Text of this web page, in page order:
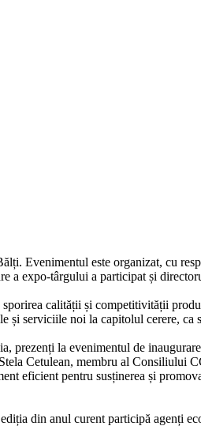
Evenimentul este organizat, cu
a expo-târgului a participat și
calității și competitivității
și serviciile noi la capitolul cerere, ca
prezenți la evenimentul de
Cetulean, membru al Consiliului
eficient pentru susținerea și
din anul curent participă agenți